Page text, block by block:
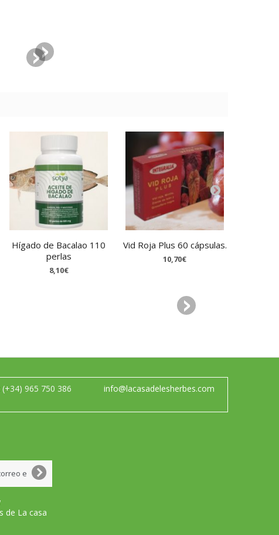
Hígado de Bacalao 110
perlas
8,10€
Vid Roja Plus 60 cápsulas.
10,70€
(+34) 965 750 386 info@lacasadelesherbes.com
de La casa